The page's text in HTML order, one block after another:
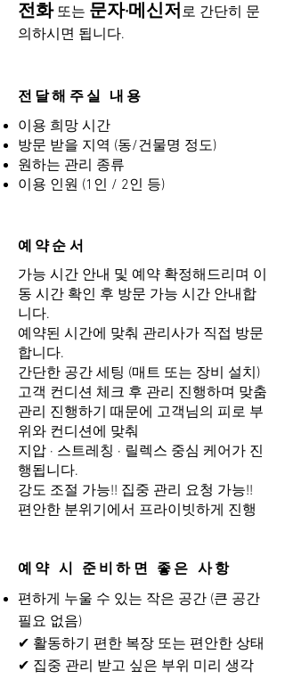
전화또는 문자·메신저 로 간단히 문
의하시면 됩니다.
전달해주실 내용
이용 희망 시간
방문 받을 지역 (동/건물명 정도)
원하는 관리 종류
이용 인원 (1인 / 2인 등)
예약순서
가능 시간 안내 및 예약 확정해드리며 이
동 시간 확인 후 방문 가능 시간 안내합
니다.
예약된 시간에 맞춰 관리사가 직접 방문
합니다.
간단한 공간 세팅 (매트 또는 장비 설치)
고객 컨디션 체크 후 관리 진행하며 맞춤
관리 진행하기 때문에 고객님의 피로 부
위와 컨디션에 맞춰
지압 · 스트레칭 · 릴렉스 중심 케어가 진
행됩니다.
강도 조절 가능!! 집중 관리 요청 가능!!
편안한 분위기에서 프라이빗하게 진행
예약 시 준비하면 좋은 사항
편하게 누울 수 있는 작은 공간 (큰 공간
필요 없음)
✔ 활동하기 편한 복장 또는 편안한 상태
✔ 집중 관리 받고 싶은 부위 미리 생각